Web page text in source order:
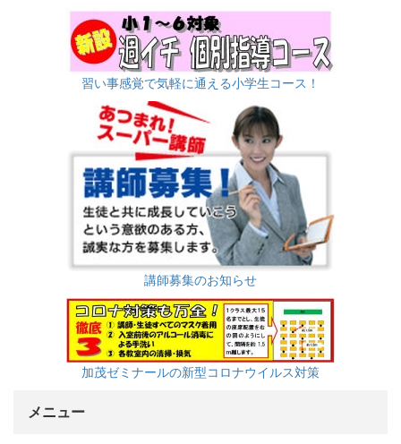
習い事感覚で気軽に通える小学生コース！
講師募集のお知らせ
加茂ゼミナールの新型コロナウイルス対策
メニュー